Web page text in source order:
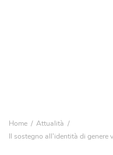
Home
Attualità
Il sostegno all’identità di genere